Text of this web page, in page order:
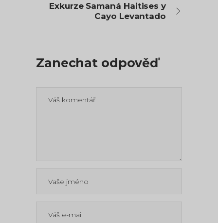
Exkurze Samaná Haitises y
Cayo Levantado
Zanechat odpověď